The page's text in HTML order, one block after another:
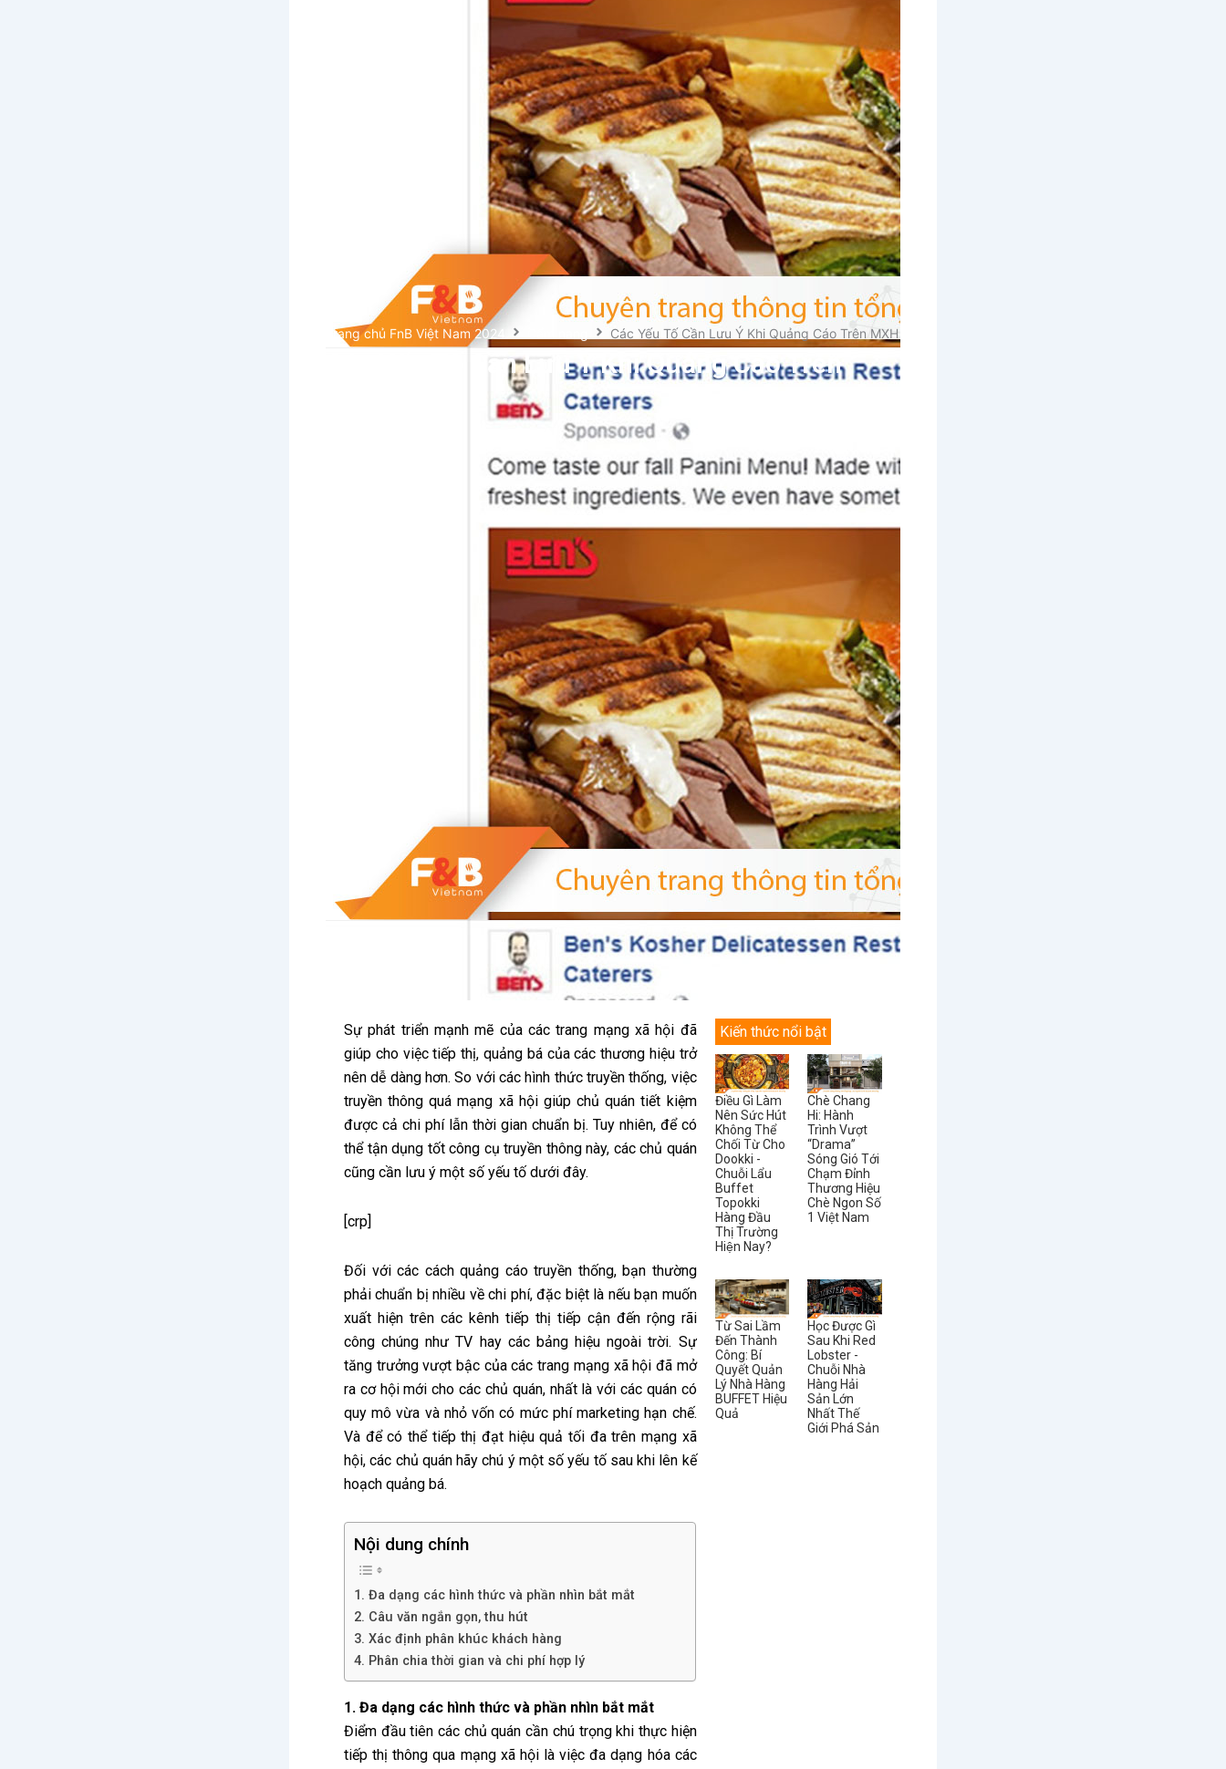
Trang chủ FnB Việt Nam 2024 Các Yếu Tố Cần Lưu Ý Khi Quảng Cáo Trên MXH
Các Yếu Tố Cần Lưu Ý Khi Quảng Cáo Trên
Sự phát triển mạnh mẽ của các trang mạng xã hội đã
giúp cho việc tiếp thị, quảng bá của các thương hiệu trở
nên dễ dàng hơn. So với các hình thức truyền thống, việc
truyền thông quá mạng xã hội giúp chủ quán tiết kiệm
được cả chi phí lẫn thời gian chuẩn bị. Tuy nhiên, để có
thể tận dụng tốt công cụ truyền thông này, các chủ quán
cũng cần lưu ý một số yếu tố dưới đây.
[crp]
Đối với các cách quảng cáo truyền thống, bạn thường
phải chuẩn bị nhiều về chi phí, đặc biệt là nếu bạn muốn
xuất hiện trên các kênh tiếp thị tiếp cận đến rộng rãi
công chúng như TV hay các bảng hiệu ngoài trời. Sự
tăng trưởng vượt bậc của các trang mạng xã hội đã mở
ra cơ hội mới cho các chủ quán, nhất là với các quán có
quy mô vừa và nhỏ vốn có mức phí marketing hạn chế.
Và để có thể tiếp thị đạt hiệu quả tối đa trên mạng xã
hội, các chủ quán hãy chú ý một số yếu tố sau khi lên kế
hoạch quảng bá.
Nội dung chính
1. Đa dạng các hình thức và phần nhìn bắt mắt
2. Câu văn ngắn gọn, thu hút
3. Xác định phân khúc khách hàng
4. Phân chia thời gian và chi phí hợp lý
1. Đa dạng các hình thức và phần nhìn bắt mắt
Điểm đầu tiên các chủ quán cần chú trọng khi thực hiện
tiếp thị thông qua mạng xã hội là việc đa dạng hóa các
Kiến thức nổi bật
Điều Gì Làm
Nên Sức Hút
Không Thể
Chối Từ Cho
Dookki -
Chuỗi Lẩu
Buffet
Topokki
Hàng Đầu
Thị Trường
Hiện Nay?
Chè Chang
Hi: Hành
Trình Vượt
“Drama”
Sóng Gió Tới
Chạm Đỉnh
Thương Hiệu
Chè Ngon Số
1 Việt Nam
Từ Sai Lầm
Đến Thành
Công: Bí
Quyết Quản
Lý Nhà Hàng
BUFFET Hiệu
Quả
Học Được Gì
Sau Khi Red
Lobster -
Chuỗi Nhà
Hàng Hải
Sản Lớn
Nhất Thế
Giới Phá Sản